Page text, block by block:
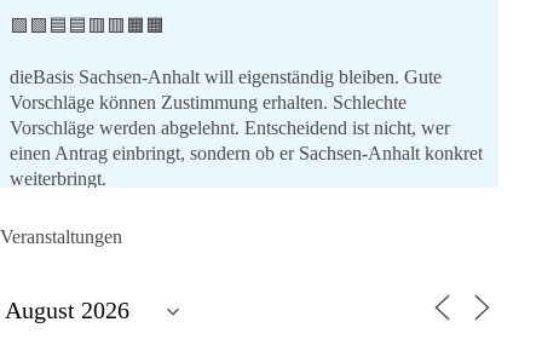
🟩🟩🟦🟦🟥🟥🟧🟧
dieBasis Sachsen-Anhalt will eigenständig bleiben. Gute
Vorschläge können Zustimmung erhalten. Schlechte
Vorschläge werden abgelehnt. Entscheidend ist nicht, wer
einen Antrag einbringt, sondern ob er Sachsen-Anhalt konkret
weiterbringt.
Ablehnung. Keine politische Verschmelzung.
Entscheidungen? 👇
Veranstaltungen